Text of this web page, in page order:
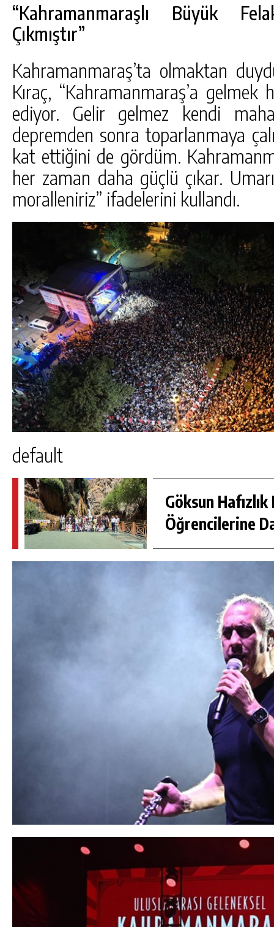
“Kahramanmaraşlı Büyük
Çıkmıştır”
Kahramanmaraş’ta olmaktan
Kıraç, “Kahramanmaraş’a
ediyor. Gelir gelmez kendi
depremden sonra toparlanmaya
kat ettiğini de gördüm.
her zaman daha güçlü çıkar.
moralleniriz” ifadelerini kullandı.
default
Göksun Hafızlık
Öğrencilerine